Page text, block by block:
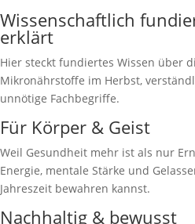
Wissenschaftlich
erklärt
Hier steckt fundiertes Wissen über
Mikronährstoffe im Herbst,
unnötige Fachbegriffe.
Für Körper & Geist
Weil Gesundheit mehr ist als nur
Energie, mentale Stärke und
Jahreszeit bewahren kannst.
Nachhaltig & bewusst